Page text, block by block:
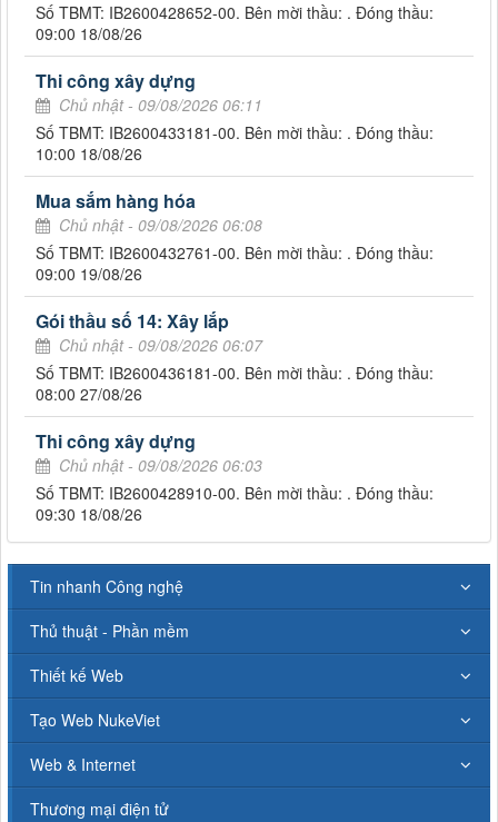
Số TBMT: IB2600428652-00. Bên mời thầu: . Đóng thầu:
09:00 18/08/26
Thi công xây dựng
Chủ nhật - 09/08/2026 06:11
Số TBMT: IB2600433181-00. Bên mời thầu: . Đóng thầu:
10:00 18/08/26
Mua sắm hàng hóa
Chủ nhật - 09/08/2026 06:08
Số TBMT: IB2600432761-00. Bên mời thầu: . Đóng thầu:
09:00 19/08/26
Gói thầu số 14: Xây lắp
Chủ nhật - 09/08/2026 06:07
Số TBMT: IB2600436181-00. Bên mời thầu: . Đóng thầu:
08:00 27/08/26
Thi công xây dựng
Chủ nhật - 09/08/2026 06:03
Số TBMT: IB2600428910-00. Bên mời thầu: . Đóng thầu:
09:30 18/08/26
Tin nhanh Công nghệ
Thủ thuật - Phần mềm
Thiết kế Web
Tạo Web NukeViet
Web & Internet
Thương mại điện tử